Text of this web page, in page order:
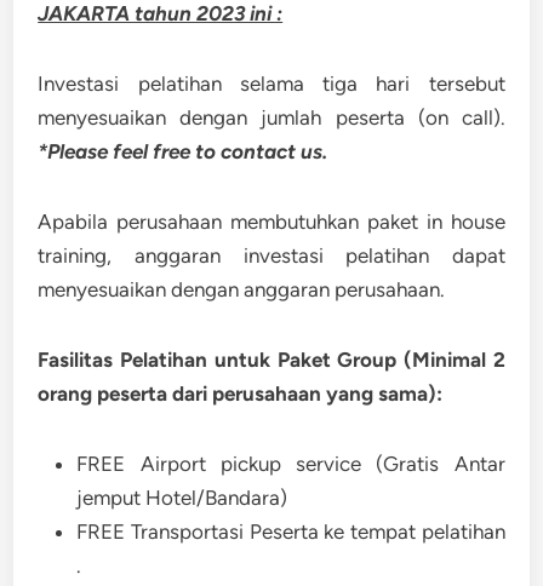
JAKARTA tahun 2023 ini :
Investasi pelatihan selama tiga hari tersebut
menyesuaikan dengan jumlah peserta (on call).
*Please feel free to contact us.
Apabila perusahaan membutuhkan paket in house
training, anggaran investasi pelatihan dapat
menyesuaikan dengan anggaran perusahaan.
Fasilitas Pelatihan untuk Paket Group (Minimal 2
orang peserta dari perusahaan yang sama):
FREE Airport pickup service (Gratis Antar
jemput Hotel/Bandara)
FREE Transportasi Peserta ke tempat pelatihan
.